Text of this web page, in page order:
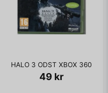
HALO 3 ODST XBOX 360
49 kr